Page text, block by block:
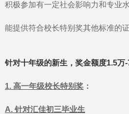
积极参加有一定社会影响力和专业
能提供符合校长特别奖其他标准的证
针对十年级的新生，奖金额度1.5
1. 高一年级校长特别奖 ：
A. 针对汇佳初三毕业生